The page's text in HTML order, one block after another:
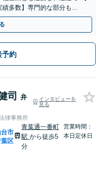
多数】専門的な部分もわ
予約
司
弁
インタビューを
見る
律事務所
市
区
青葉通一番町
駅 から徒歩5
分
営業時間：
本日定休日